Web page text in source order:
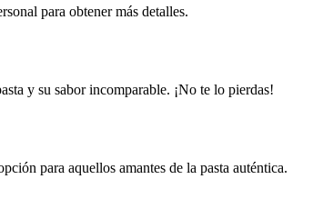
para obtener más detalles.
y su sabor incomparable. ¡No te lo pierdas!
para aquellos amantes de la pasta auténtica.